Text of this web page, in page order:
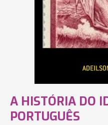
A HISTÓRIA DO
PORTUGUÊS